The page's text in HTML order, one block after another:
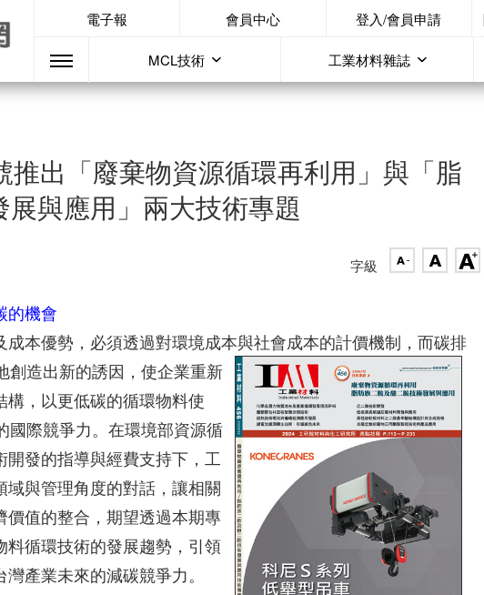
電子報 會員中心 登入/會員申請
MCL技術 工業材料雜誌
推出「廢棄物資源循環再利用」與「脂
與應用」兩大技術專題
字級
的機會
本優勢，必須透過對環境成本與社會成本的計價機制，而碳排
創造出新的誘因，使企業重新
，以更低碳的循環物料使
國際競爭力。在環境部資源循
發的指導與經費支持下，工
與管理角度的對話，讓相關
值的整合，期望透過本期專
循環技術的發展趨勢，引領
產業未來的減碳競爭力。